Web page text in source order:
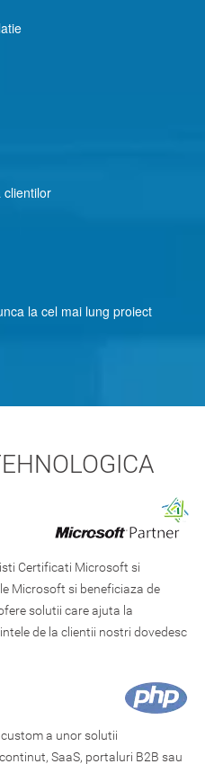
clientilor
la cel mai lung proiect
Certificati Microsoft si
Microsoft si beneficiaza de
solutii care ajuta la
de la clientii nostri dovedesc
a unor solutii
SaaS, portaluri B2B sau